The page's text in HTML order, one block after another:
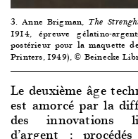
3. Anne Brigman, The
1914, épreuve gélatino-
postérieur pour la maquette de
Printers, 1949), © Beinecke
Le deuxième âge
est amorcé par la
des innovations
d’argent :